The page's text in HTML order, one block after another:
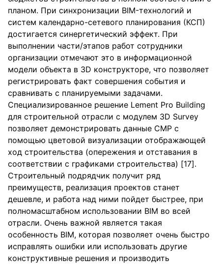
планом. При синхронизации BIM-технологий и
систем календарно-сетевого планирования (КСП)
достигается синергетический эффект. При
выполнении части/этапов работ сотрудники
организации отмечают это в информационной
модели объекта в 3D конструкторе, что позволяет
регистрировать факт совершения события и
сравнивать с планируемыми задачами.
Специализированное решение Lement Pro Building
для строительной отрасли с модулем 3D Survey
позволяет демонстрировать данные СМР с
помощью цветовой визуализации отображающей
ход строительства (опережения и отставания в
соответствии с графиками строительства) [17].
Строительный подрядчик получит ряд
преимуществ, реализация проектов станет
дешевле, и работа над ними пойдет быстрее, при
полномасштабном использовании BIM во всей
отрасли. Очень важной является такая
особенность BIM, которая позволяет очень быстро
исправлять ошибки или использовать другие
конструктивные решения и производить